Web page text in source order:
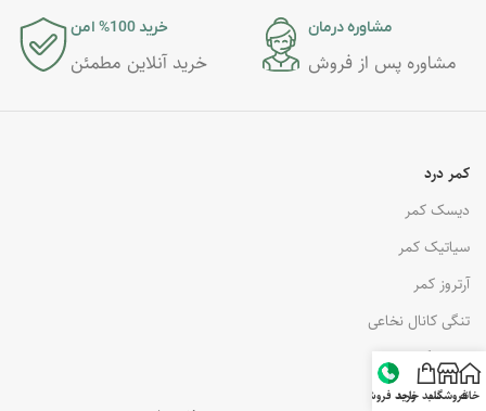
مشاوره درمان
مشاوره پس از فروش
خرید 100% امن
خرید آنلاین مطمئن
کمر درد
دیسک کمر
سیاتیک کمر
آرتروز کمر
تنگی کانال نخاعی
درمان گودی کمر
خانهفروشگاهسبد خریدواحد فروش